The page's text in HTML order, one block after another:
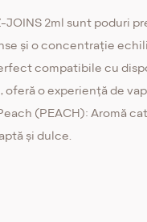
JOINS 2ml sunt poduri
și o concentrație
compatibile cu
oferă o experiență de
(PEACH): Aromă
și dulce.